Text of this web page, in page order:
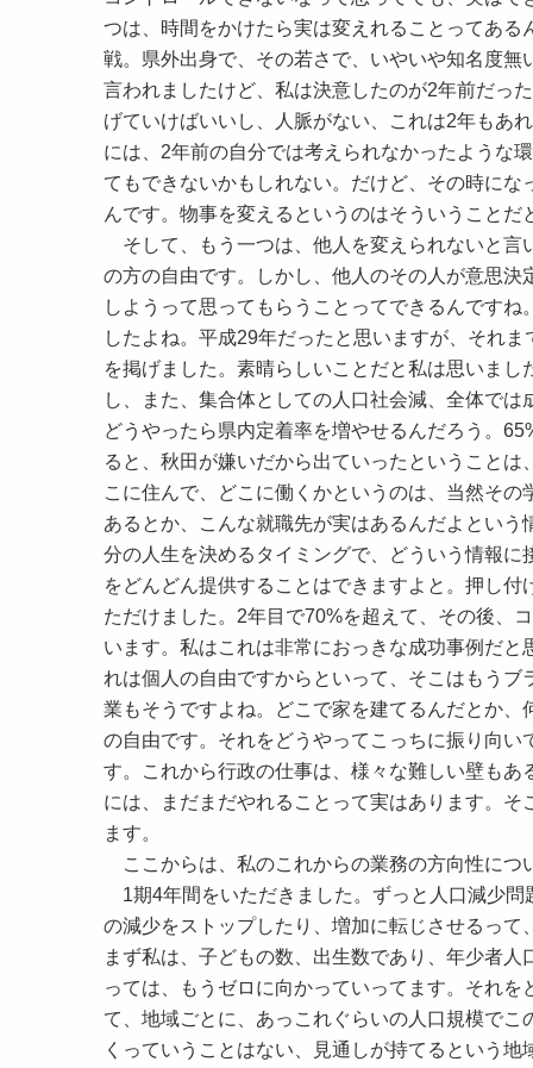
つは、時間をかけたら実は変えれることってあ
戦。県外出身で、その若さで、いやいや知名度
言われましたけど、私は決意したのが2年前だっ
げていけばいいし、人脈がない、これは2年もあ
には、2年前の自分では考えられなかったような
てもできないかもしれない。だけど、その時に
んです。物事を変えるというのはそういうことだ
そして、もう一つは、他人を変えられないと言
の方の自由です。しかし、他人のその人が意思
しようって思ってもらうことってできるんです
したよね。平成29年だったと思いますが、それ
を掲げました。素晴らしいことだと私は思いま
し、また、集合体としての人口社会減、全体で
どうやったら県内定着率を増やせるんだろう。
ると、秋田が嫌いだから出ていったということ
こに住んで、どこに働くかというのは、当然そ
あるとか、こんな就職先が実はあるんだよとい
分の人生を決めるタイミングで、どういう情報
をどんどん提供することはできますよと。押し
ただけました。2年目で70%を超えて、その後、
います。私はこれは非常におっきな成功事例だ
れは個人の自由ですからといって、そこはもう
業もそうですよね。どこで家を建てるんだとか
の自由です。それをどうやってこっちに振り向
す。これから行政の仕事は、様々な難しい壁も
には、まだまだやれることって実はあります。
ます。
ここからは、私のこれからの業務の方向性につ
1期4年間をいただきました。ずっと人口減少問
の減少をストップしたり、増加に転じさせるっ
まず私は、子どもの数、出生数であり、年少者
っては、もうゼロに向かっていってます。それ
て、地域ごとに、あっこれぐらいの人口規模で
くっていうことはない、見通しが持てるという